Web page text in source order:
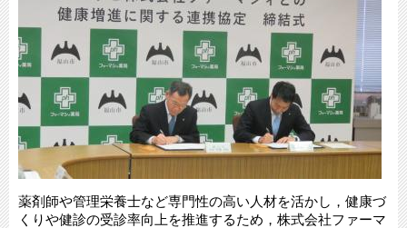
薬剤師や管理栄養士など専門性の高い人材を活かし，健康づ
くりや健診の受診率向上を推進するため，株式会社ファーマ